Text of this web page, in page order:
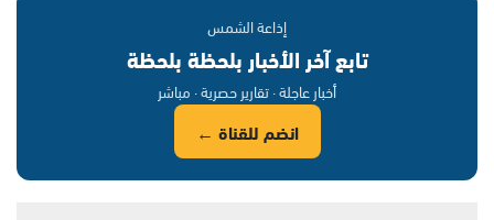
إذاعة الشمس
تابع آخر الأخبار بلحظة بلحظة
أخبار عاجلة · تقارير حصرية · مباشر
انضم للقناة ←